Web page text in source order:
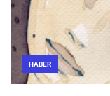
HABER